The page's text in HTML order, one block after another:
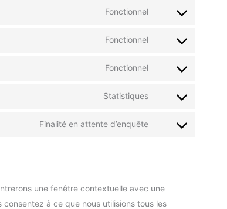
Fonctionnel
Consent
wordpress
Fonctionnel
Consent
complianz
Fonctionnel
Consent
polylang
Statistiques
Consent
Finalité en attente d’enquête
Consent
une fenêtre contextuelle avec une
à ce que nous utilisions tous les